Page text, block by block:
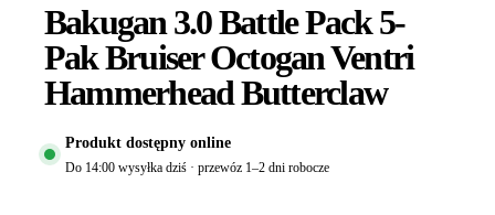
Bakugan 3.0 Battle Pack 5-
Pak Bruiser Octogan Ventri
Hammerhead Butterclaw
Produkt dostępny online
Do 14:00 wysyłka dziś · przewóz 1–2 dni robocze